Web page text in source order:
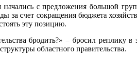
с предложения большой
за счет сокращения бюджета
эту позицию.
бродить?» – бросил
областного правительства.